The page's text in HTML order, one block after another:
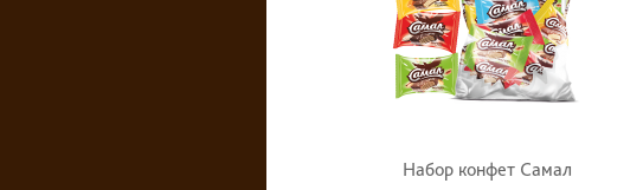
Набор конфет Самал